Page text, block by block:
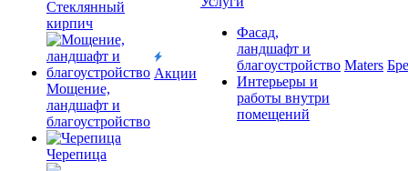
Cтеклянный
кирпич
Мощение,
ландшафт и
благоустройство
Черепица
Акции
Фасад,
ландшафт и
благоустройство
Интерьеры и
работы внутри
помещений
Maters